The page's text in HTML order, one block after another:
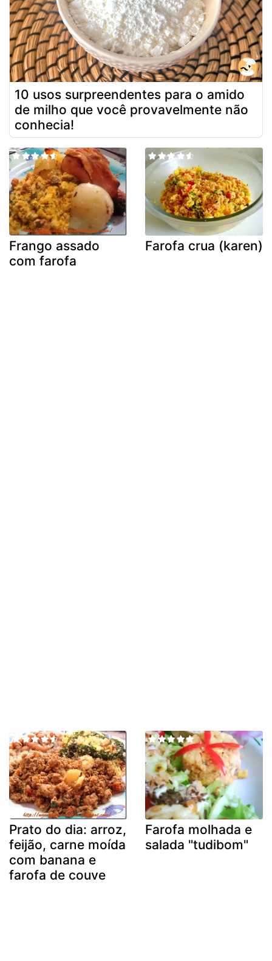
10 usos surpreendentes para o amido
de milho que você provavelmente não
conhecia!
Frango assado
com farofa
Farofa crua (karen)
Prato do dia: arroz,
feijão, carne moída
com banana e
farofa de couve
Farofa molhada e
salada "tudibom"